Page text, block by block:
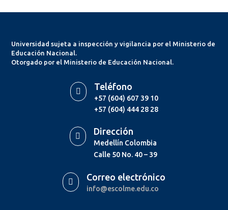
Universidad sujeta a inspección y vigilancia por el Ministerio de
Educación Nacional.
Otorgado por el Ministerio de Educación Nacional.
 Teléfono
+57 (604) 607 39 10
+57 (604) 444 28 28
 Dirección
Medellín Colombia
Calle 50 No. 40 – 39
 Correo electrónico
info@escolme.edu.co